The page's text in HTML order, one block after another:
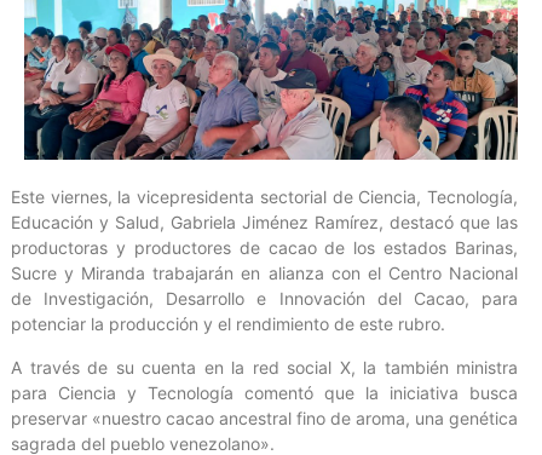
Este viernes, la vicepresidenta sectorial de Ciencia, Tecnología,
Educación y Salud, Gabriela Jiménez Ramírez, destacó que las
productoras y productores de cacao de los estados Barinas,
Sucre y Miranda trabajarán en alianza con el Centro Nacional
de Investigación, Desarrollo e Innovación del Cacao, para
potenciar la producción y el rendimiento de este rubro.
A través de su cuenta en la red social X, la también ministra
para Ciencia y Tecnología comentó que la iniciativa busca
preservar «nuestro cacao ancestral fino de aroma, una genética
sagrada del pueblo venezolano».